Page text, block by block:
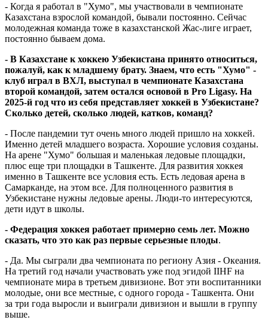
- Когда я работал в "Хумо", мы участвовали в чемпионате
Казахстана взрослой командой, бывали постоянно. Сейчас
молодежная команда тоже в казахстанской Жас-лиге играет,
постоянно бываем дома.
- В Казахстане к хоккею Узбекистана принято относиться,
пожалуй, как к младшему брату. Знаем, что есть "Хумо" -
клуб играл в ВХЛ, выступал в чемпионате Казахстана
второй командой, затем остался основой в Pro Ligasy. На
2025-й год что из себя представляет хоккей в Узбекистане?
Сколько детей, сколько людей, катков, команд?
- После пандемии тут очень много людей пришло на хоккей.
Именно детей младшего возраста. Хорошие условия созданы.
На арене "Хумо" большая и маленькая ледовые площадки,
плюс еще три площадки в Ташкенте. Для развития хоккея
именно в Ташкенте все условия есть. Есть ледовая арена в
Самарканде, на этом все. Для полноценного развития в
Узбекистане нужны ледовые арены. Люди-то интересуются,
дети идут в школы.
- Федерация хоккея работает примерно семь лет. Можно
сказать, что это как раз первые серьезные плоды.
- Да. Мы сыграли два чемпионата по региону Азия - Океания.
На третий год начали участвовать уже под эгидой IIHF на
чемпионате мира в третьем дивизионе. Вот эти воспитанники
молодые, они все местные, с одного города - Ташкента. Они
за три года выросли и выиграли дивизион и вышли в группу
выше.